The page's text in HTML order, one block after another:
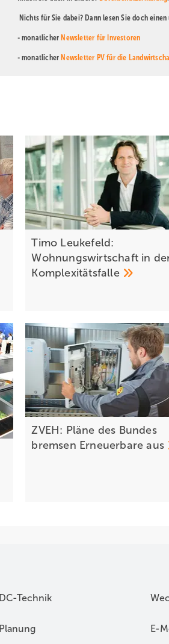
Nichts für Sie dabei? Dann lesen Sie doch
- monatlicher Newsletter für Investoren
- monatlicher Newsletter PV für die
Timo Leukefeld:
Wohnungswirtschaft in
Komplexitätsfalle
ZVEH: Pläne des Bundes
bremsen Erneuerbareaus
DC-Technik
Planung E-